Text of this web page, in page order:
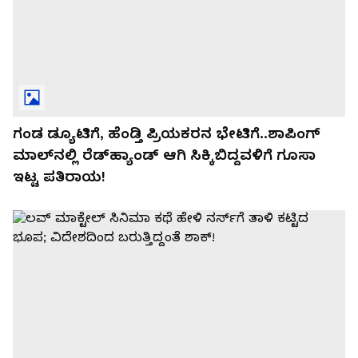
ಗಂಡ ಡ್ಯೂಟಿಗೆ, ಹೆಂಡ್ತಿ ಪ್ರಿಯಕರನ ಭೇಟಿಗೆ..ಶಾಪಿಂಗ್‌
ಮಾಲ್‌ನಲ್ಲಿ ರೆಡ್‌ಹ್ಯಾಂಡ್‌ ಆಗಿ ಸಿಕ್ಕಿಬಿದ್ದವಳಿಗೆ ಗೂಸಾ
ಇಟ್ಟ ಪತಿರಾಯ!